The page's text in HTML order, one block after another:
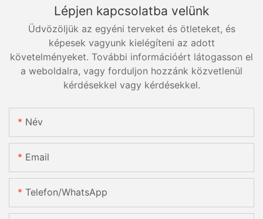
Lépjen kapcsolatba velünk
Üdvözöljük az egyéni terveket és ötleteket, és
képesek vagyunk kielégíteni az adott
követelményeket. További információért látogasson el
a weboldalra, vagy forduljon hozzánk közvetlenül
kérdésekkel vagy kérdésekkel.
Név
Email
Telefon/WhatsApp